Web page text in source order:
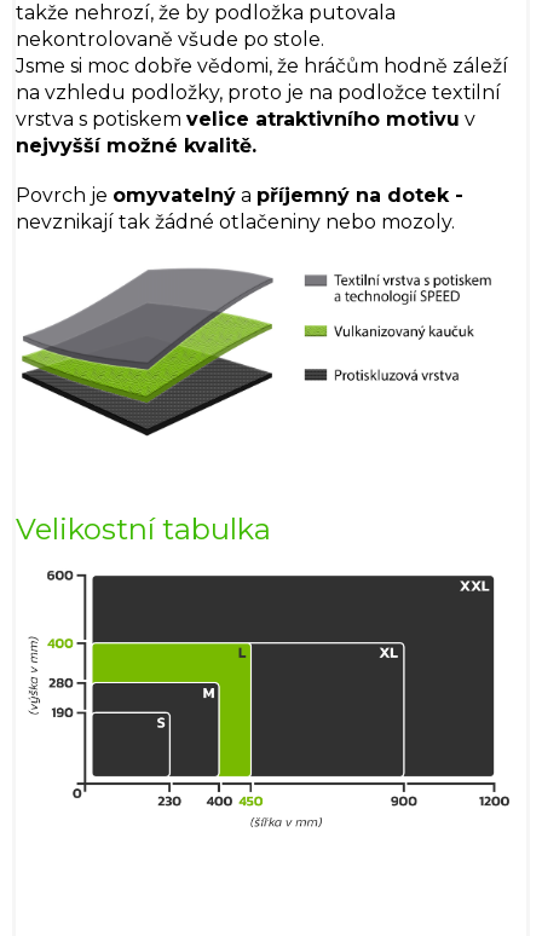
takže nehrozí, že by podložka putovala
nekontrolovaně všude po stole.
Jsme si moc dobře vědomi, že hráčům hodně záleží
na vzhledu podložky, proto je na podložce textilní
vrstva s potiskem velice atraktivního motivu v
nejvyšší možné kvalitě.
Povrch je omyvatelný a příjemný na dotek -
nevznikají tak žádné otlačeniny nebo mozoly.
Velikostní tabulka